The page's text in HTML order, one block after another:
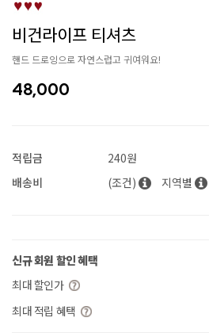
비건라이프 티셔츠
핸드 드로잉으로 자연스럽고 귀여워요!
48,000
적립금
240원
배송비
(조건) 지역별
신규 회원 할인 혜택
최대 할인가
최대 적립 혜택